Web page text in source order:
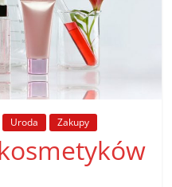
Uroda Zakupy